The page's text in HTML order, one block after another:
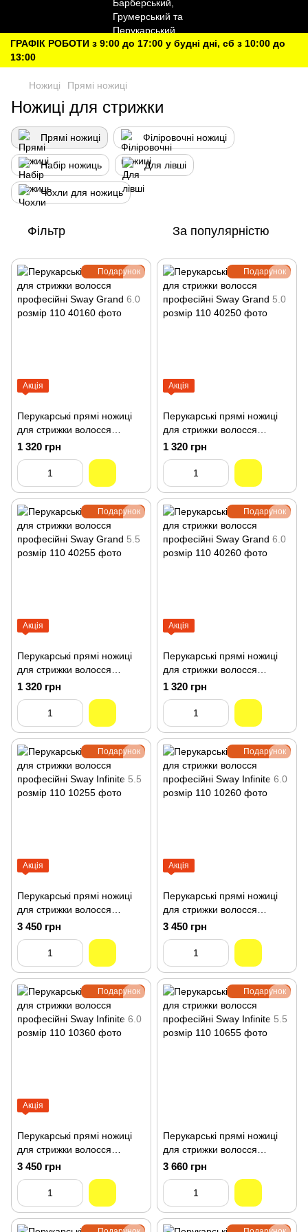
ГРАФІК РОБОТИ з 9:00 до 17:00 у будні дні, сб з 10:00 до
13:00
Ножиці Прямі ножиці
Ножиці для стрижки
Прямі ножиці Філіровочні ножиці
Набір ножиць Для лівші
Чохли для ножиць
Фільтр За популярністю
Подарунок
Акція
Перукарські прямі ножиці
для стрижки волосся
професійні Sway Grand 6.0
розмір 110 40160
1 320 грн
Подарунок
Акція
Перукарські прямі ножиці
для стрижки волосся
професійні Sway Grand 5.0
розмір 110 40250
1 320 грн
Подарунок
Акція
Перукарські прямі ножиці
для стрижки волосся
професійні Sway Grand 5.5
розмір 110 40255
1 320 грн
Подарунок
Акція
Перукарські прямі ножиці
для стрижки волосся
професійні Sway Grand 6.0
розмір 110 40260
1 320 грн
Подарунок
Акція
Перукарські прямі ножиці
для стрижки волосся
професійні Sway Infinite 5.5
розмір 110 10255
3 450 грн
Подарунок
Акція
Перукарські прямі ножиці
для стрижки волосся
професійні Sway Infinite 6.0
розмір 110 10260
3 450 грн
Подарунок
Акція
Перукарські прямі ножиці
для стрижки волосся
професійні Sway Infinite 6.0
розмір 110 10360
3 450 грн
Подарунок
Перукарські прямі ножиці
для стрижки волосся
професійні Sway Infinite 5.5
розмір 110 10655
3 660 грн